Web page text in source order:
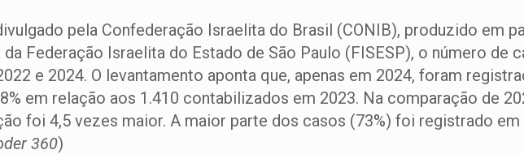
pela Confederação Israelita do Brasil (CONIB), produzido em
da Federação Israelita do Estado de São Paulo (FISESP), o número de
e 2024. O levantamento aponta que, apenas em 2024, foram
em relação aos 1.410 contabilizados em 2023. Na comparação de
foi 4,5 vezes maior. A maior parte dos casos (73%) foi registrado
360)